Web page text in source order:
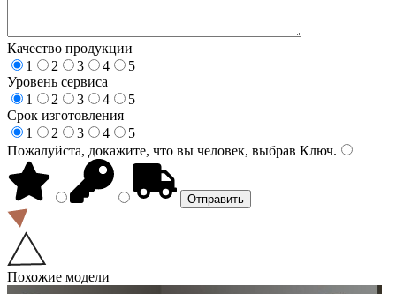
Качество продукции
1
2 3 4
5
Уровень сервиса
1
2 3 4
5
Срок изготовления
1
2 3 4
5
Пожалуйста, докажите, что вы человек, выбрав Ключ.
Похожие модели